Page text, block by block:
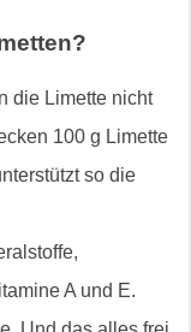
die Limette nicht
100 g Limette
so die
A und E.